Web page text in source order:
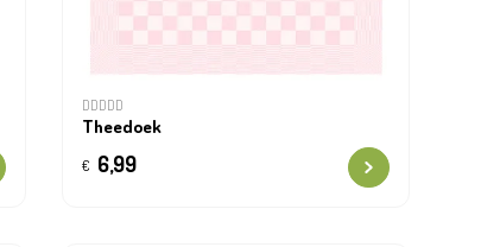
DDDDD
Theedoek
€ 6,99